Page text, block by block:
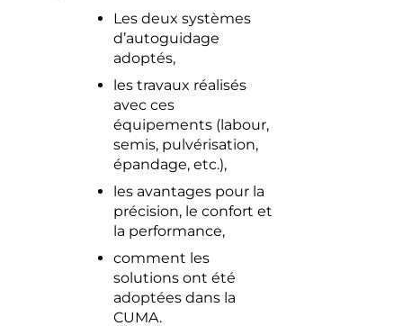
Les deux systèmes
d’autoguidage
adoptés,
les travaux réalisés
avec ces
équipements (labour,
semis, pulvérisation,
épandage, etc.),
les avantages pour la
précision, le confort et
la performance,
comment les
solutions ont été
adoptées dans la
CUMA.